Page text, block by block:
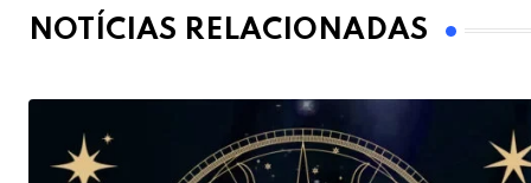
NOTÍCIAS RELACIONADAS